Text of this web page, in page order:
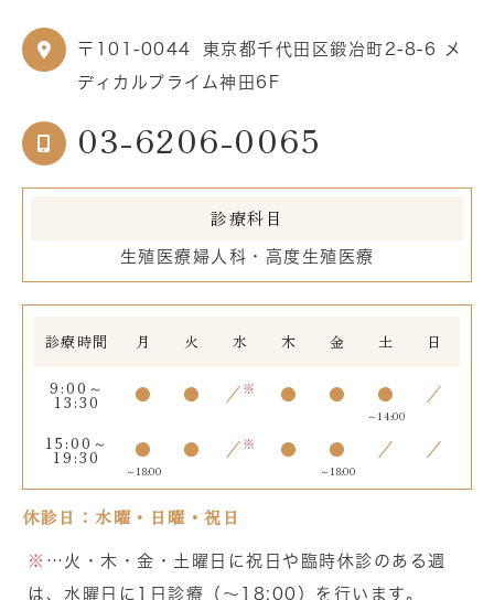
〒101-0044
東京都千代田区鍛冶町2-8-6 メ
ディカルプライム神田6F
03-6206-0065
診療科目
生殖医療婦人科・高度生殖医療
診療時間 月 火 水 木 金 土 日
9:00～
13:30 ● ● ／ ※ ● ● ●
～14:00
／
15:00～
19:30 ●
～18:00
● ／ ※ ● ●
～18:00
／ ／
休診日：水曜・日曜・祝日
※ …火・木・金・土曜日に祝日や臨時休診のある週
は、水曜日に1日診療（～18:00）を行います。